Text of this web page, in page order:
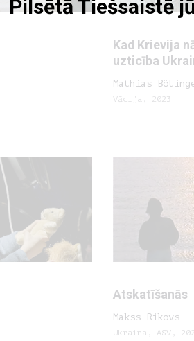
Kad Krievija
uzticība
Mathias
Vācija, 2023
Atskatīšanās
Makss Rikovs
Ukraina, ASV,
Pilsētā Tiešsaistē